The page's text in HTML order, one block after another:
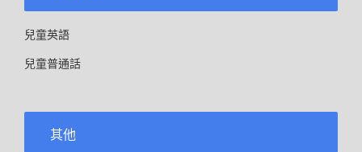
兒童英語
兒童普通話
其他